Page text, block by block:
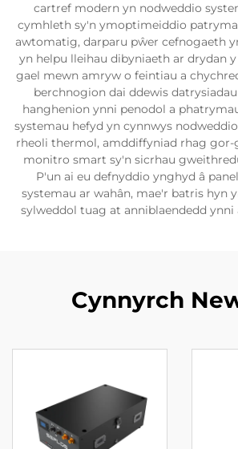
cartref modern yn nodweddio
cymhleth sy'n ymoptimeiddio
awtomatig, darparu pŵer cefnogaeth
yn helpu lleihau dibyniaeth ar drydan
gael mewn amryw o feintiau a
berchnogion dai ddewis
hanghenion ynni penodol a
systemau hefyd yn cynnwys
rheoli thermol, amddiffyniad rhag gor-
monitro smart sy'n sicrhau
P'un ai eu defnyddio ynghyd â
systemau ar wahân, mae'r batris hyn
sylweddol tuag at anniblaendedd ynni
Cynnyrch